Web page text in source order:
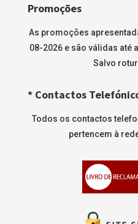
Promoções
As promoções
08-2026 e são válidas até
Salvo
* Contactos
Todos os contactos
pertencem à